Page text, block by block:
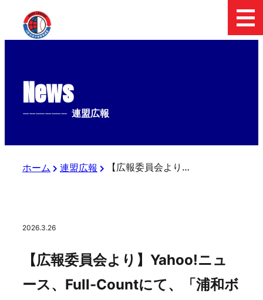
News
-------------- 連盟広報
ホーム 連盟広報 【広報委員会より】Yahoo!ニュース、Full-Countにて、「浦和ボーイズや東日本ガールズの紹介記事」が配信されました
2026.3.26
【広報委員会より】Yahoo!ニュ
ース、Full-Countにて、「浦和ボ